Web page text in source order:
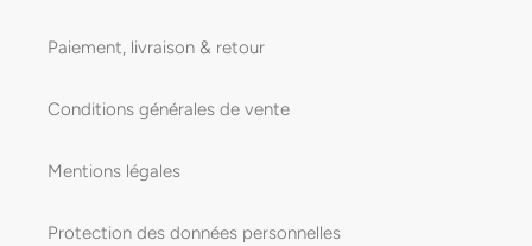
Paiement, livraison & retour
Conditions générales de vente
Mentions légales
Protection des données personnelles